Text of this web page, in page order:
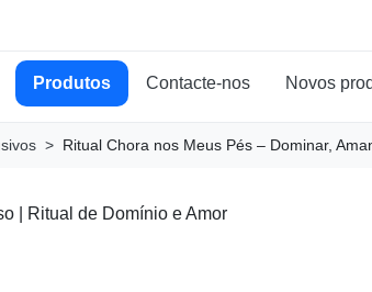
Produtos Contacte-nos Novos
Ritual Chora nos Meus Pés – Dominar,